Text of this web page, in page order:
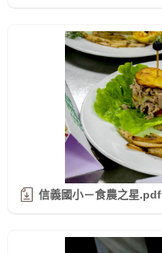
信義國小－食農之星.pdf